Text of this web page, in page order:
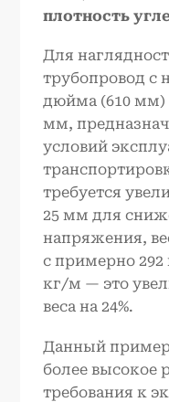
плотность
Для
трубопровод
дюйма (610 мм)
мм,
условий
требуется
25 мм для
напряжения,
с примерно
кг/м — это
веса на 24%.
Данный
более высокое
требования к